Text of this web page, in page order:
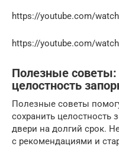
https://youtube.com/
https://youtube.com/
Полезные советы:
целостность
Полезные советы
сохранить целостность
двери на долгий срок.
с рекомендациями и